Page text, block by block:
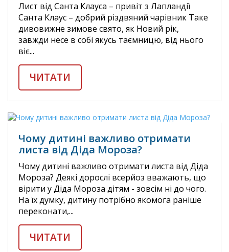
Лист від Санта Клауса – привіт з Лапландії
Санта Клаус – добрий різдвяний чарівник Таке
дивовижне зимове свято, як Новий рік,
завжди несе в собі якусь таємницю, від нього
віє...
ЧИТАТИ
Чому дитині важливо отримати
листа від Діда Мороза?
Чому дитині важливо отримати листа від Діда
Мороза? Деякі дорослі всерйоз вважають, що
вірити у Діда Мороза дітям - зовсім ні до чого.
На їх думку, дитину потрібно якомога раніше
переконати,...
ЧИТАТИ